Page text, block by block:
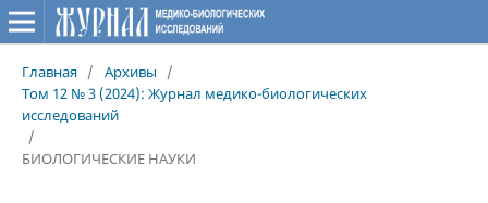
Главная / Архивы
/
Том 12 № 3 (2024): Журнал медико-биологических
исследований
/
БИОЛОГИЧЕСКИЕ НАУКИ